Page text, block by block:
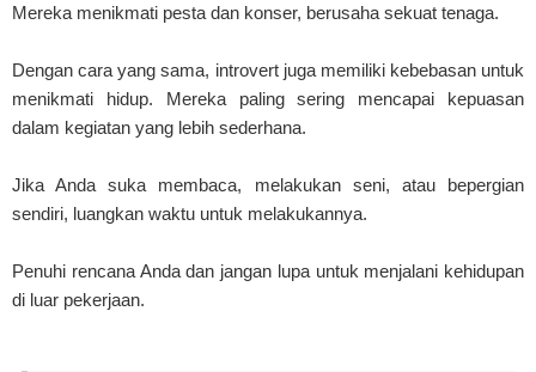
Mereka menikmati pesta dan konser, berusaha sekuat tenaga.
Dengan cara yang sama, introvert juga memiliki kebebasan untuk
menikmati hidup. Mereka paling sering mencapai kepuasan
dalam kegiatan yang lebih sederhana.
Jika Anda suka membaca, melakukan seni, atau bepergian
sendiri, luangkan waktu untuk melakukannya.
Penuhi rencana Anda dan jangan lupa untuk menjalani kehidupan
di luar pekerjaan.